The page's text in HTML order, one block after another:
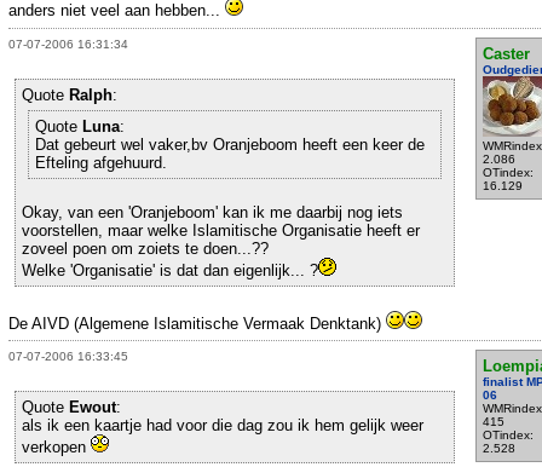
anders niet veel aan hebben...
07-07-2006 16:31:34
Caster
2.086
OTindex:
16.129
Quote Ralph:
Quote Luna:
Dat gebeurt wel vaker,bv Oranjeboom heeft een keer de
Efteling afgehuurd.
Okay, van een 'Oranjeboom' kan ik me daarbij nog iets
voorstellen, maar welke Islamitische Organisatie heeft er
zoveel poen om zoiets te doen...??
Welke 'Organisatie' is dat dan eigenlijk... ?
De AIVD (Algemene Islamitische Vermaak Denktank)
07-07-2006 16:33:45
finalist
06
415
OTindex:
2.528
Quote Ewout:
als ik een kaartje had voor die dag zou ik hem gelijk weer
verkopen